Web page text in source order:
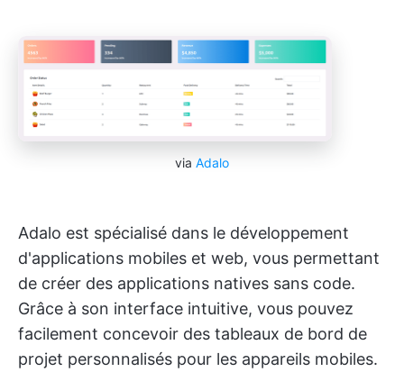
via Adalo
Adalo est spécialisé dans le développement
d'applications mobiles et web, vous permettant
de créer des applications natives sans code.
Grâce à son interface intuitive, vous pouvez
facilement concevoir des tableaux de bord de
projet personnalisés pour les appareils mobiles.